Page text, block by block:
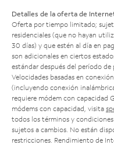
Detalles de la oferta de
Oferta por tiempo limitado;
residenciales (que no hayan
30 días) y que estén al día en
son adicionales en ciertos
estándar después del período
Velocidades basadas en
(incluyendo conexión
requiere módem con capacidad
módems con capacidad, visita
todos los términos y
sujetos a cambios. No están
restricciones. Rendimiento de